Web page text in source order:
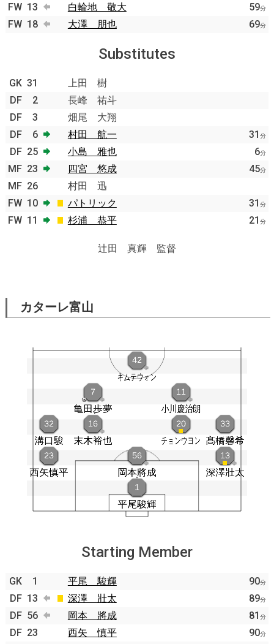
FW 13 白輪地 敬大 59分
FW 18 大澤 朋也 69分
Substitutes
GK 31
上田 樹
DF
2
長峰 祐斗
DF
3
畑尾 大翔
DF
6 村田 航一 31 分
DF 25 小島 雅也 6分
MF 23 四宮 悠成 45分
MF 26
村田 迅
FW 10 パトリック 31 分
FW 11 杉浦 恭平 21 分
辻田 真輝 監督
カターレ富山
Starting Member
GK 1 平尾 駿輝 90分
DF 13 深澤 壯太 89分
DF 56 岡本 將成 81 分
DF 23 西矢 慎平 90分